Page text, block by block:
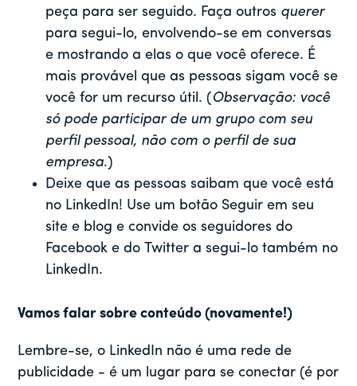
peça para ser seguido. Faça outros querer
para segui-lo, envolvendo-se em conversas
e mostrando a elas o que você oferece. É
mais provável que as pessoas sigam você se
você for um recurso útil. (Observação: você
só pode participar de um grupo com seu
perfil pessoal, não com o perfil de sua
empresa.)
Deixe que as pessoas saibam que você está
no LinkedIn! Use um botão Seguir em seu
site e blog e convide os seguidores do
Facebook e do Twitter a segui-lo também no
LinkedIn.
Vamos falar sobre conteúdo (novamente!)
Lembre-se, o LinkedIn não é uma rede de
publicidade - é um lugar para se conectar (é por